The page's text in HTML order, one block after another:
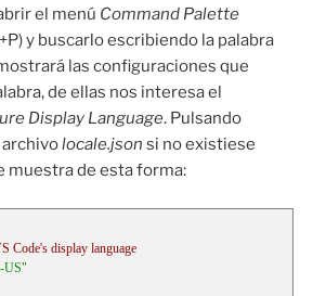
el menú Command Palette
y buscarlo escribiendo la palabra
las configuraciones que
de ellas nos interesa el
Display Language. Pulsando
archivolocale.json si no existiese
muestra de esta forma:
Code's display language
US"